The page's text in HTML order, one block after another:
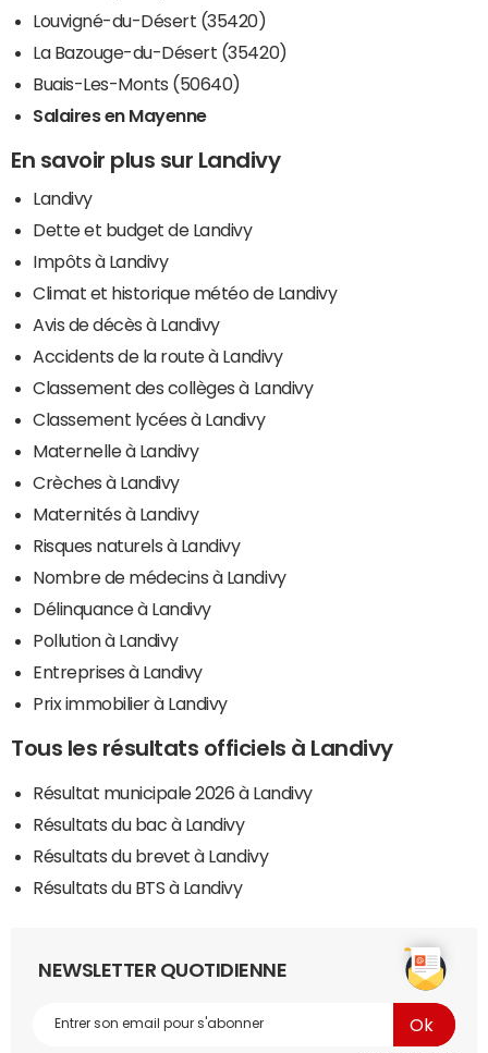
Louvigné-du-Désert (35420)
La Bazouge-du-Désert (35420)
Buais-Les-Monts (50640)
Salaires en Mayenne
En savoir plus sur Landivy
Landivy
Dette et budget de Landivy
Impôts à Landivy
Climat et historique météo de Landivy
Avis de décès à Landivy
Accidents de la route à Landivy
Classement des collèges à Landivy
Classement lycées à Landivy
Maternelle à Landivy
Crèches à Landivy
Maternités à Landivy
Risques naturels à Landivy
Nombre de médecins à Landivy
Délinquance à Landivy
Pollution à Landivy
Entreprises à Landivy
Prix immobilier à Landivy
Tous les résultats officiels à Landivy
Résultat municipale 2026 à Landivy
Résultats du bac à Landivy
Résultats du brevet à Landivy
Résultats du BTS à Landivy
NEWSLETTER QUOTIDIENNE